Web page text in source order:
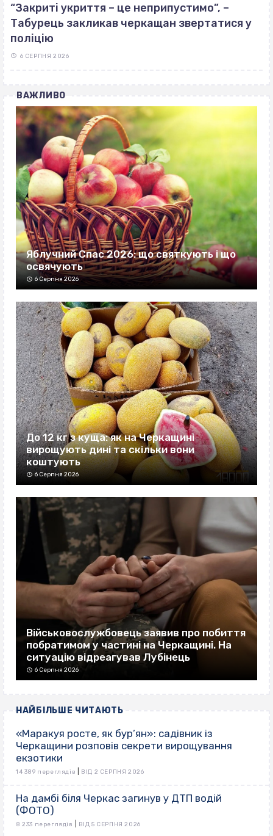
“Закриті укриття – це неприпустимо”, –
Табурець закликав черкащан звертатися у
поліцію
6 СЕРПНЯ 2026
ВАЖЛИВО
Яблучний Спас 2026: що святкують і що
освячують
6 Серпня 2026
До 12 кг з куща: як на Черкащині
вирощують дині та скільки вони
коштують
6 Серпня 2026
Військовослужбовець заявив про побиття
побратимом у частині на Черкащині. На
ситуацію відреагував Лубінець
6 Серпня 2026
НАЙБІЛЬШЕ ЧИТАЮТЬ
«Маракуя росте, як бур’ян»: садівник із
Черкащини розповів секрети вирощування
екзотики
14 389 переглядів ВІД 2 СЕРПНЯ 2026
На дамбі біля Черкас загинув у ДТП водій
(ФОТО)
8 233 переглядів ВІД 5 СЕРПНЯ 2026